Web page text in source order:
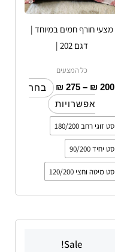
מצעי חורף חמים במיוחד |
דגם 202 |
כל המצעים
₪ 200
–
₪ 275
בחר
אפשרויות
בעמוד
סט זוגי רחב 180/200
סט יחיד 90/200
סט מיטה וחצי 120/200
Sale!